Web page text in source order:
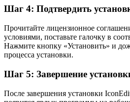
Шаг 4: Подтвердить
Прочитайте лицензионное
условиями, поставьте галочку в
Нажмите кнопку «Установить» и
процесса установки.
Шаг 5: Завершение
После завершения установки